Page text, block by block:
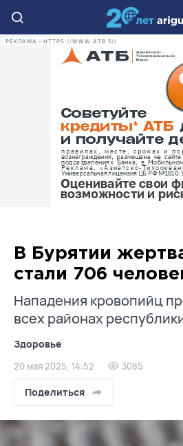
РЕКЛАМА • HTTPS://WWW.ATB.SU
В Бурятии
стали 706
Нападения кровопийц
всех районах
Здоровье
20 мая 2025, 14:52 3085
Поделиться